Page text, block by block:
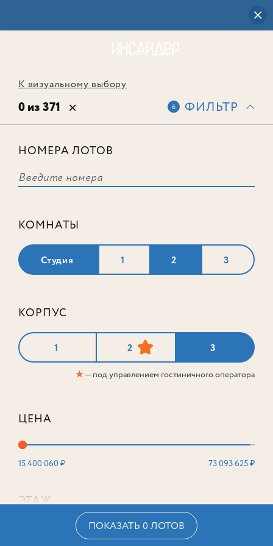
К визуальному выбору
0 из 371 6 ФИЛЬТР
НОМЕРА ЛОТОВ
КОМНАТЫ
Студия 1 2 3
КОРПУС
1 2 3
★— под управлением гостиничного оператора
ЦЕНА
15 400 060 ₽ 73 093 625 ₽
ЭТАЖ
ПОКАЗАТЬ 0 ЛОТОВ
соответствует ни одного лота